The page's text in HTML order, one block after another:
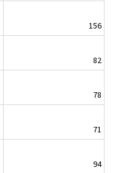
156
82
78
71
94